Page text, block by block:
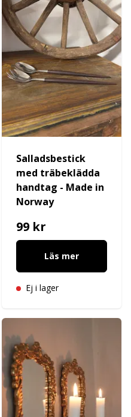
Salladsbestick
med träbeklädda
handtag - Made in
Norway
99 kr
Läs mer
Ej i lager